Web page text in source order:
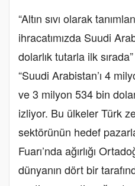
“Altın sıvı olarak
ihracatımızda Suudi
dolarlık tutarla ilk
“Suudi Arabistan’ı 4
ve 3 milyon 534 bin
izliyor. Bu ülkeler Türk
sektörünün hedef
Fuarı’nda ağırlığı
dünyanın dört bir